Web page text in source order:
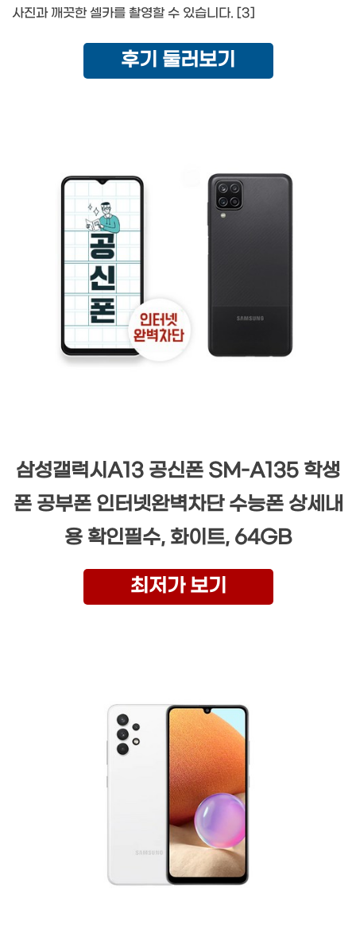
사진과 깨끗한 셀카를 촬영할 수 있습니다. [3]
후기 둘러보기
삼성갤럭시A13 공신폰 SM-A135 학생
폰 공부폰 인터넷완벽차단 수능폰 상세내
용 확인필수, 화이트, 64GB
최저가 보기